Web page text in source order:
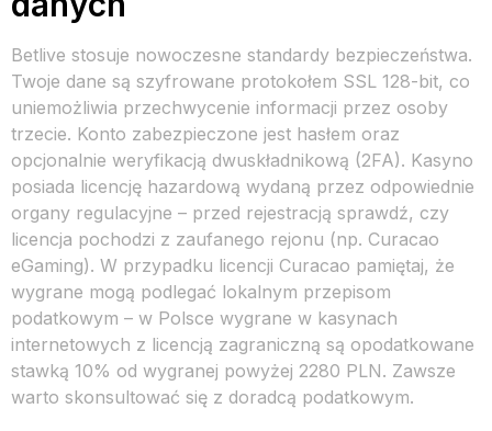
Betlive stosuje nowoczesne standardy bezpieczeństwa.
Twoje dane są szyfrowane protokołem SSL 128-bit, co
uniemożliwia przechwycenie informacji przez osoby
trzecie. Konto zabezpieczone jest hasłem oraz
opcjonalnie weryfikacją dwuskładnikową (2FA). Kasyno
posiada licencję hazardową wydaną przez odpowiednie
organy regulacyjne – przed rejestracją sprawdź, czy
licencja pochodzi z zaufanego rejonu (np. Curacao
eGaming). W przypadku licencji Curacao pamiętaj, że
wygrane mogą podlegać lokalnym przepisom
podatkowym – w Polsce wygrane w kasynach
internetowych z licencją zagraniczną są opodatkowane
stawką 10% od wygranej powyżej 2280 PLN. Zawsze
warto skonsultować się z doradcą podatkowym.